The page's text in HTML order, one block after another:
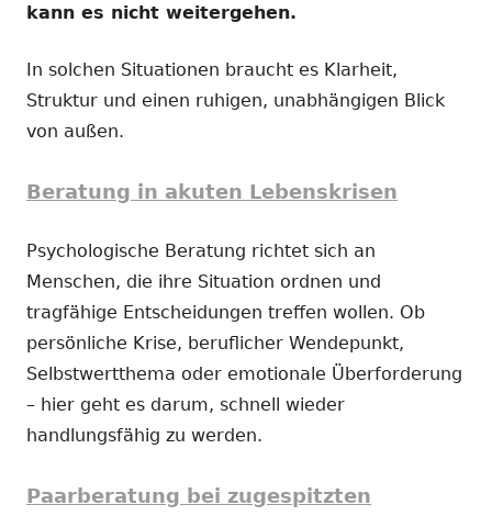
kann es nicht weitergehen.
In solchen Situationen braucht es Klarheit,
Struktur und einen ruhigen, unabhängigen Blick
von außen.
Beratung in akuten Lebenskrisen
Psychologische Beratung richtet sich an
Menschen, die ihre Situation ordnen und
tragfähige Entscheidungen treffen wollen. Ob
persönliche Krise, beruflicher Wendepunkt,
Selbstwertthema oder emotionale Überforderung
– hier geht es darum, schnell wieder
handlungsfähig zu werden.
Paarberatung bei zugespitzten